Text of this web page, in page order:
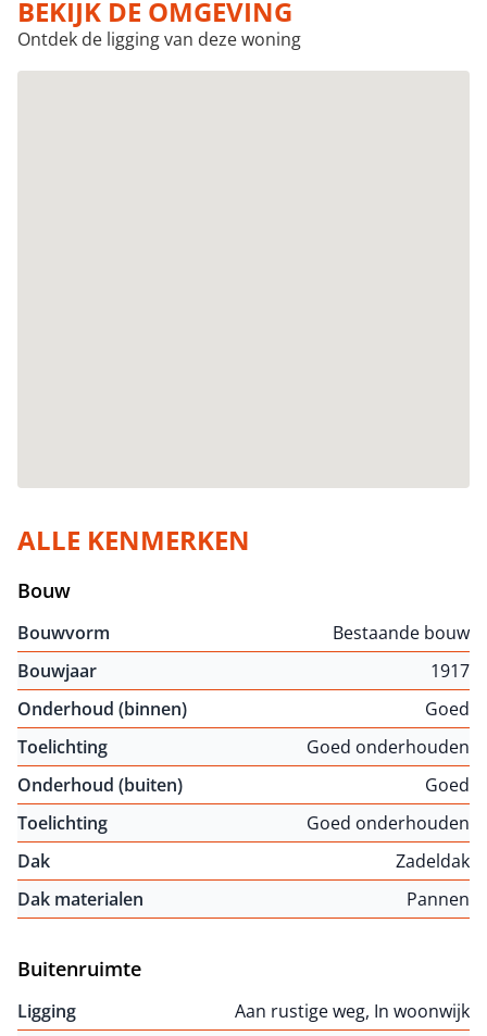
BEKIJK DE OMGEVING
Ontdek de ligging van deze woning
ALLE KENMERKEN
Bouw
Bouwvorm
Bestaande bouw
Bouwjaar
1917
Onderhoud (binnen)
Goed
Toelichting
Goed onderhouden
Onderhoud (buiten)
Goed
Toelichting
Goed onderhouden
Dak
Zadeldak
Dak materialen
Pannen
Buitenruimte
Ligging
Aan rustige weg, In woonwijk